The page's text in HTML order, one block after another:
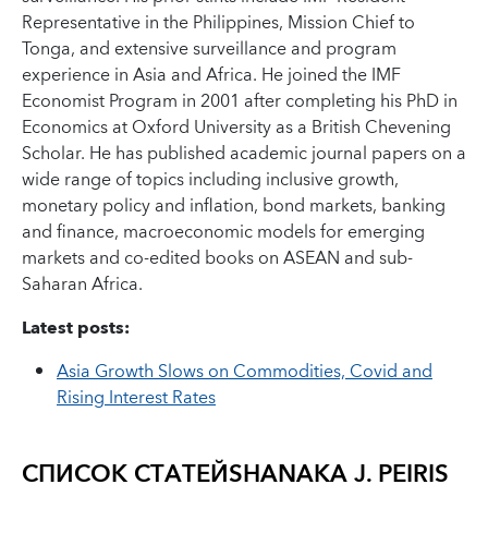
Representative in the Philippines, Mission Chief to
Tonga, and extensive surveillance and program
experience in Asia and Africa. He joined the IMF
Economist Program in 2001 after completing his PhD in
Economics at Oxford University as a British Chevening
Scholar. He has published academic journal papers on a
wide range of topics including inclusive growth,
monetary policy and inflation, bond markets, banking
and finance, macroeconomic models for emerging
markets and co-edited books on ASEAN and sub-
Saharan Africa.
Latest posts:
Asia Growth Slows on Commodities, Covid and
Rising Interest Rates
СПИСОК СТАТЕЙSHANAKA J. PEIRIS